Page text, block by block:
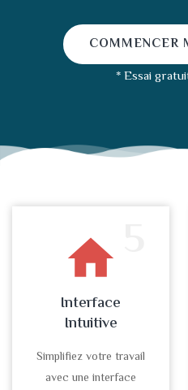
COMMENCER
* Essai
home
Interface
Intuitive
Simplifiez votre travail
avec une interface